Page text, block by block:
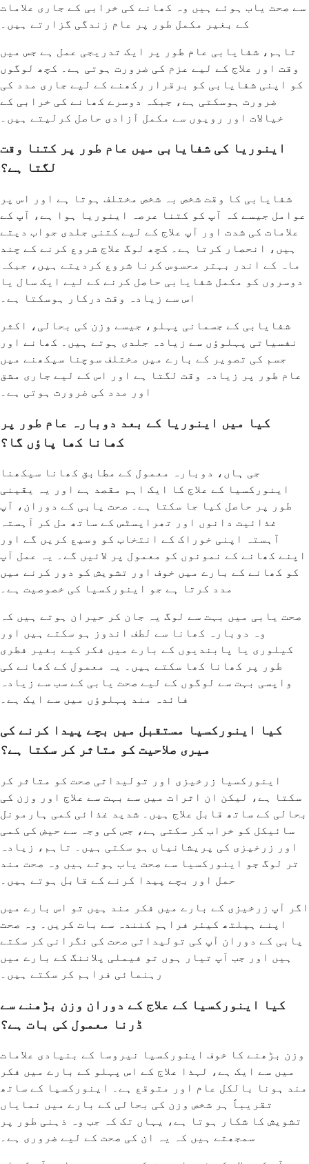
سے صحت یاب ہوئے ہیں وہ کھانے کی خرابی کے جاری علامات
کے بغیر مکمل طور پر عام زندگی گزارتے ہیں۔
تاہم، شفایابی عام طور پر ایک تدریجی عمل ہے جس میں
وقت اور علاج کے لیے عزم کی ضرورت ہوتی ہے۔ کچھ لوگوں
کو اپنی شفایابی کو برقرار رکھنے کے لیے جاری مدد کی
ضرورت ہوسکتی ہے، جبکہ دوسرے کھانے کی خرابی کے
خیالات اور رویوں سے مکمل آزادی حاصل کرلیتے ہیں۔
اینوریا کی شفایابی میں عام طور پر کتنا وقت
لگتا ہے؟
شفایابی کا وقت شخص بہ شخص مختلف ہوتا ہے اور اس پر
عوامل جیسے کہ آپ کو کتنا عرصہ اینوریا ہوا ہے، آپ کے
علامات کی شدت اور آپ علاج کے لیے کتنی جلدی جواب دیتے
ہیں، انحصار کرتا ہے۔ کچھ لوگ علاج شروع کرنے کے چند
ماہ کے اندر بہتر محسوس کرنا شروع کردیتے ہیں، جبکہ
دوسروں کو مکمل شفایابی حاصل کرنے کے لیے ایک سال یا
اس سے زیادہ وقت درکار ہوسکتا ہے۔
شفایابی کے جسمانی پہلو، جیسے وزن کی بحالی، اکثر
نفسیاتی پہلوؤں سے زیادہ جلدی ہوتے ہیں۔ کھانے اور
جسم کی تصویر کے بارے میں مختلف سوچنا سیکھنے میں
عام طور پر زیادہ وقت لگتا ہے اور اس کے لیے جاری مشق
اور مدد کی ضرورت ہوتی ہے۔
کیا میں اینوریا کے بعد دوبارہ عام طور پر
کھانا کھا پاؤں گا؟
جی ہاں، دوبارہ معمول کے مطابق کھانا سیکھنا
اینورکسیا کے علاج کا ایک اہم مقصد ہے اور یہ یقینی
طور پر حاصل کیا جا سکتا ہے۔ صحت یابی کے دوران، آپ
غذائیت دانوں اور تھراپسٹس کے ساتھ مل کر آہستہ
آہستہ اپنی خوراک کے انتخاب کو وسیع کریں گے اور
اپنے کھانے کے نمونوں کو معمول پر لائیں گے۔ یہ عمل آپ
کو کھانے کے بارے میں خوف اور تشویش کو دور کرنے میں
مدد کرتا ہے جو اینورکسیا کی خصوصیت ہے۔
صحت یابی میں بہت سے لوگ یہ جان کر حیران ہوتے ہیں کہ
وہ دوبارہ کھانا سے لطف اندوز ہو سکتے ہیں اور
کیلوری یا پابندیوں کے بارے میں فکر کیے بغیر فطری
طور پر کھانا کھا سکتے ہیں۔ یہ معمول کے کھانے کی
واپسی بہت سے لوگوں کے لیے صحت یابی کے سب سے زیادہ
فائدہ مند پہلوؤں میں سے ایک ہے۔
کیا اینورکسیا مستقبل میں بچے پیدا کرنے کی
میری صلاحیت کو متاثر کر سکتا ہے؟
اینورکسیا زرخیزی اور تولیداتی صحت کو متاثر کر
سکتا ہے، لیکن ان اثرات میں سے بہت سے علاج اور وزن کی
بحالی کے ساتھ قابل علاج ہیں۔ شدید غذائی کمی ہارمونل
سائیکل کو خراب کر سکتی ہے، جس کی وجہ سے حیض کی کمی
اور زرخیزی کی پریشانیاں ہو سکتی ہیں۔ تاہم، زیادہ
تر لوگ جو اینورکسیا سے صحت یاب ہوتے ہیں وہ صحت مند
حمل اور بچے پیدا کرنے کے قابل ہوتے ہیں۔
اگر آپ زرخیزی کے بارے میں فکر مند ہیں تو اس بارے میں
اپنے ہیلتھ کیئر فراہم کنندہ سے بات کریں۔ وہ صحت
یابی کے دوران آپ کی تولیداتی صحت کی نگرانی کر سکتے
ہیں اور جب آپ تیار ہوں تو فیملی پلاننگ کے بارے میں
رہنمائی فراہم کر سکتے ہیں۔
کیا اینورکسیا کے علاج کے دوران وزن بڑھنے سے
ڈرنا معمول کی بات ہے؟
وزن بڑھنے کا خوف اینورکسیا نیروسا کے بنیادی علامات
میں سے ایک ہے، لہذا علاج کے اس پہلو کے بارے میں فکر
مند ہونا بالکل عام اور متوقع ہے۔ اینورکسیا کے ساتھ
تقریباً ہر شخص وزن کی بحالی کے بارے میں نمایاں
تشویش کا شکار ہوتا ہے، یہاں تک کہ جب وہ ذہنی طور پر
سمجھتے ہیں کہ یہ ان کی صحت کے لیے ضروری ہے۔